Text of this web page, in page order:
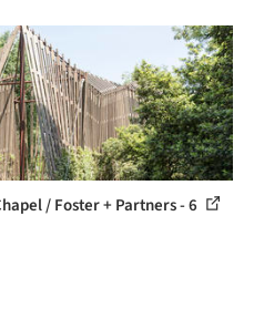
/ Foster + Partners - 6